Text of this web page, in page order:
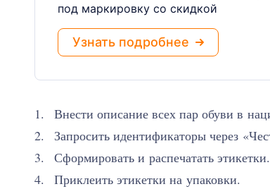
под маркировку со скидкой
Узнать подробнее
Внести описание всех пар обуви в
Запросить идентификаторы через
Сформировать и распечатать этикетки.
Приклеить этикетки на упаковки.